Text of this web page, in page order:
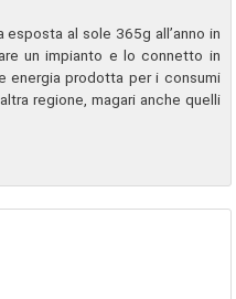
al sole 365g all’anno in
un impianto e lo connetto in
energia prodotta per i consumi
regione, magari anche quelli